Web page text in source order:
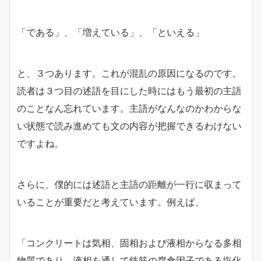
「である」、「増えている」、「といえる」
と、３つあります。これが混乱の原因になるのです。
読者は３つ目の述語を目にした時にはもう最初の主語
のことなん忘れています。主語がなんなのかわからな
い状態で読み進めても文の内容が把握できるわけない
ですよね。
さらに、僕的には述語と主語の距離が一行に収まって
いることが重要だと考えています。例えば、
「コンクリートは気相、固相および液相からなる多相